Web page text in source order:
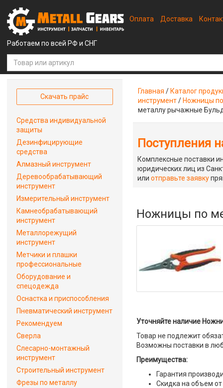
Работаем по всей РФ и СНГ
Оплата Доставка
Главная / Каталог
инструмент/ Ножницы
металлу рычажные
Поступления
Комплексные поставки
юридических лиц из
илиотправьте заявку
Ножницы по
Уточняйте наличие
Товар не подлежит
Возможны поставки в
Преимущества:
Гарантия
Скидка на объем от
Скачать прайс
Средства индивидуальной
защиты
Дезинфицирующие
средства
Алмазный инструмент
Деревообрабатывающий
инструмент
Измерительный инструмент
Камнеобрабатывающий
инструмент
Металлорежущий
инструмент
Метчики и плашки
профессиональные
Оборудование и
спецодежда
Оснастка и приспособления
Пневматический инструмент
Рекомендуем
Сверла
Слесарно-монтажный
инструмент
Строительный инструмент
Фрезы по металлу